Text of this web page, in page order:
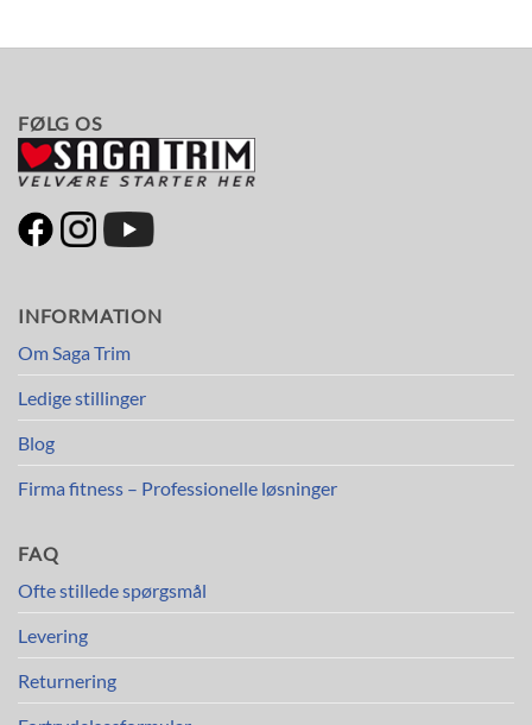
FØLG OS
INFORMATION
Om Saga Trim
Ledige stillinger
Blog
Firma fitness – Professionelle løsninger
FAQ
Ofte stillede spørgsmål
Levering
Returnering